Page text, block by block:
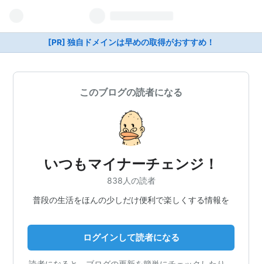
[PR] 独自ドメインは早めの取得がおすすめ！
このブログの読者になる
いつもマイナーチェンジ！
838人の読者
普段の生活をほんの少しだけ便利で楽しくする情報を
ログインして読者になる